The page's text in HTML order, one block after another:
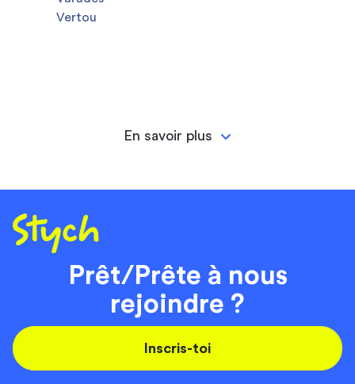
Vertou
En savoir plus
Prêt/Prête à nous
rejoindre ?
Inscris-toi